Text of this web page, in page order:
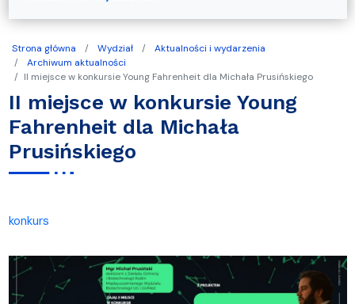
Strona główna Wydział
Aktualności i wydarzenia
Archiwum aktualności
II miejsce w konkursie Young Fahrenheit dla Michała Prusińskiego
II miejsce w konkursie Young
Fahrenheit dla Michała
Prusińskiego
konkurs